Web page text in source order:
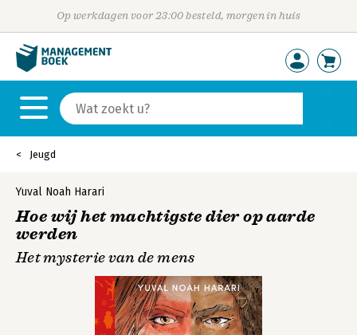
Op werkdagen voor 23:00 besteld, morgen in huis
Jeugd
Yuval Noah Harari
Hoe wij het machtigste dier op aarde
werden
Het mysterie van de mens